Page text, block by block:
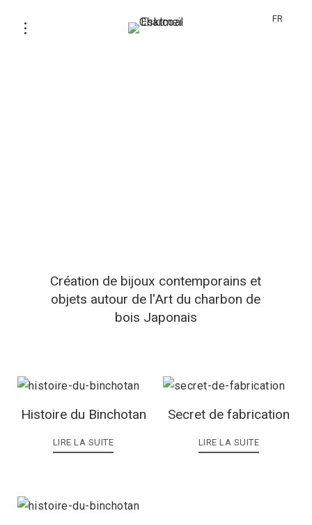
FR
Création de bijoux contemporains et
objets autour de l'Art du charbon de
bois Japonais
Histoire du Binchotan
LIRE LA SUITE
Secret de fabrication
LIRE LA SUITE